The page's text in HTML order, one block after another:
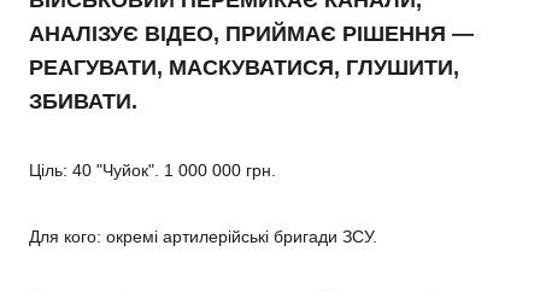
АНАЛІЗУЄ ВІДЕО, ПРИЙМАЄ РІШЕННЯ —
РЕАГУВАТИ, МАСКУВАТИСЯ, ГЛУШИТИ,
ЗБИВАТИ.
Ціль: 40 "Чуйок". 1 000 000 грн.
Для кого: окремі артилерійські бригади ЗСУ.